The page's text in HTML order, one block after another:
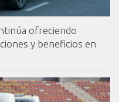
ofreciendo
y beneficios en